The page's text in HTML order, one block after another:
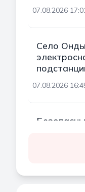
07.08.2026
Село
07.08.2026
реакторы